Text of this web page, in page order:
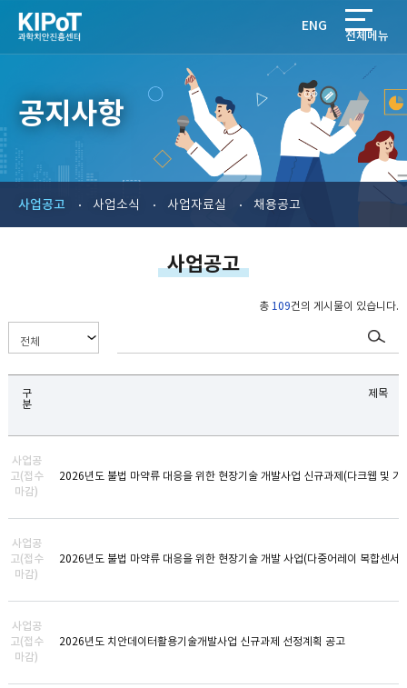
ENG
전체메뉴
공지사항
사업공고 사업소식 사업자료실 채용공고
사업공고
총109건의 게시물이 있습니다.
구
분
제목
사업공
고(접수
마감)
2026년도 불법 마약류 대응을 위한 현장기술 개발사업 신규과제(다크웹 및
사업공
고(접수
마감)
사업공
고(접수
마감)
2026년도 치안데이터활용기술개발사업 신규과제 선정계획 공고